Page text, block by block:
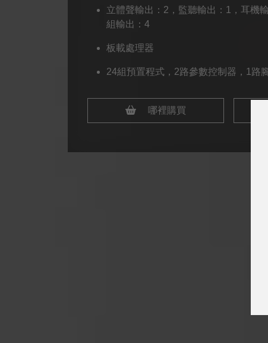
立體聲輸出：2，監聽輸出：1，耳機
組輸出：4
板載處理器
24組預置程式，2路參數控制器，1路
哪裡購買